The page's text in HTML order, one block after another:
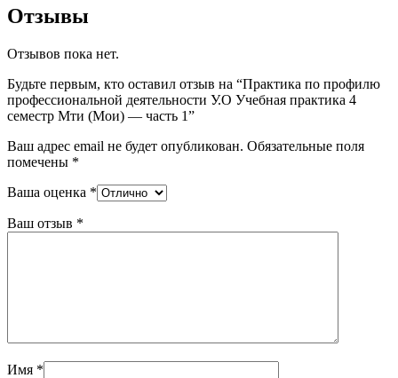
Отзывы
Отзывов пока нет.
Будьте первым, кто оставил отзыв на “Практика по профилю
профессиональной деятельности У.О Учебная практика 4
семестр Мти (Мои) — часть 1”
Ваш адрес email не будет опубликован. Обязательные поля
помечены *
Ваша оценка *
Ваш отзыв *
Имя *